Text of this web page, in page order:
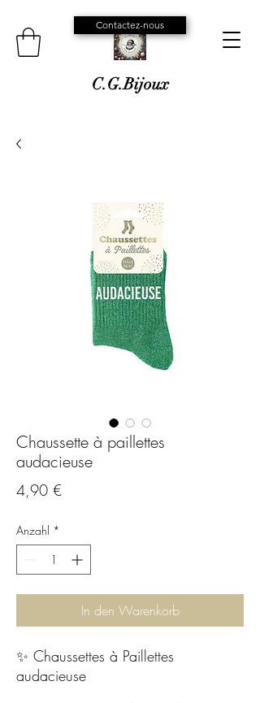
C.G.Bijoux
Contactez-nous
Chaussette à paillettes
audacieuse
4,90 €
Anzahl *
In den Warenkorb
✨ Chaussettes à Paillettes
audacieuse